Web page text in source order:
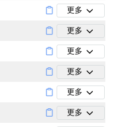
更多
更多
更多
更多
更多
更多